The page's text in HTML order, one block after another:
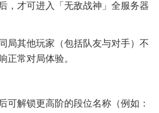
，才可进入「无敌战神」全服务器
局其他玩家（包括队友与对手）不
正常对局体验。
解锁更高阶的段位名称（例如：